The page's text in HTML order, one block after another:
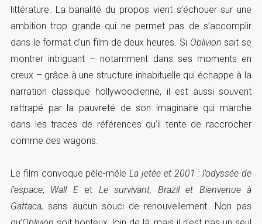
littérature. La banalité du propos vient s’échouer sur une
ambition trop grande qui ne permet pas de s’accomplir
dans le format d’un film de deux heures. Si Oblivion sait se
montrer intriguant – notamment dans ses moments en
creux – grâce à une structure inhabituelle qui échappe à la
narration classique hollywoodienne, il est aussi souvent
rattrapé par la pauvreté de son imaginaire qui marche
dans les traces de références qu’il tente de raccrocher
comme des wagons.
Le film convoque pèle-mêleLa jetée et 2001 : l’odyssée de
l’espace, Wall E et Le survivant, Brazil et Bienvenue à
Gattaca,sans aucun souci de renouvellement. Non pas